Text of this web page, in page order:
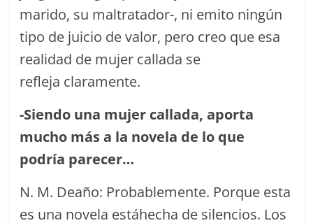
marido, su maltratador-, ni emito ningún
tipo de juicio de valor, pero creo que esa
realidad de mujer callada se
refleja claramente.
-Siendo una mujer callada,aporta
mucho más a la novela de lo que
podría parecer…
N. M. Deaño: Probablemente. Porque esta
es una novela estáhecha de silencios. Los